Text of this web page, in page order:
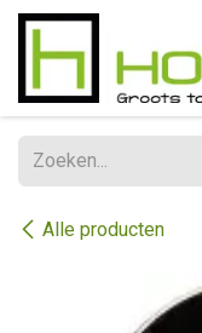
Overslaan naar inhoud
Alle producten